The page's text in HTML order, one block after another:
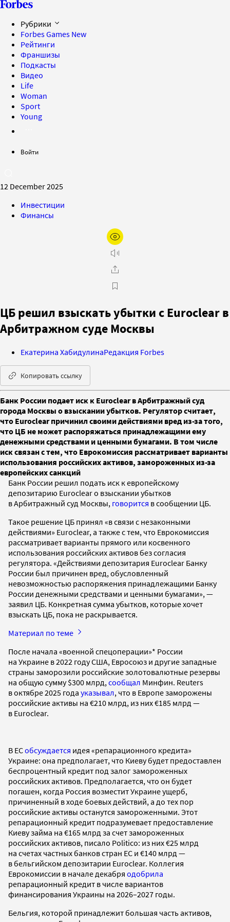
Рубрики
Forbes Games New
Рейтинги
Франшизы
Подкасты
Видео
Life
Woman
Sport
Young
Войти
12 December 2025
Инвестиции
Финансы
ЦБ решил взыскать убытки с Euroclear в
Арбитражном суде Москвы
Екатерина ХабидулинаРедакция Forbes
Копировать ссылку
Банк России подает иск к Euroclear в Арбитражный суд
города Москвы о взыскании убытков. Регулятор считает,
что Euroclear причинил своими действиями вред из-за того,
что ЦБ не может распоряжаться принадлежащими ему
денежными средствами и ценными бумагами. В том числе
иск связан с тем, что Еврокомиссия рассматривает варианты
использования российских активов, замороженных из-за
европейских санкций
Банк России решил подать иск к европейскому
депозитарию Euroclear о взыскании убытков
в Арбитражный суд Москвы, говорится в сообщении ЦБ.
Такое решение ЦБ принял «в связи с незаконными
действиями» Euroclear, а также с тем, что Еврокомиссия
рассматривает варианты прямого или косвенного
использования российских активов без согласия
регулятора. «Действиями депозитария Euroclear Банку
России был причинен вред, обусловленный
невозможностью распоряжения принадлежащими Банку
России денежными средствами и ценными бумагами», —
заявил ЦБ. Конкретная сумма убытков, которые хочет
взыскать ЦБ, пока не раскрывается.
Материал по теме
После начала «военной спецоперации»* России
на Украине в 2022 году США, Евросоюз и другие западные
страны заморозили российские золотовалютные резервы
на общую сумму $300 млрд, сообщал Минфин. Reuters
в октябре 2025 года указывал, что в Европе заморожены
российские активы на €210 млрд, из них €185 млрд —
в Euroclear.
В ЕСобсуждается идея «репарационного кредита»
Украине: она предполагает, что Киеву будет предоставлен
беспроцентный кредит под залог замороженных
российских активов. Предполагается, что он будет
погашен, когда Россия возместит Украине ущерб,
причиненный в ходе боевых действий, а до тех пор
российские активы останутся замороженными. Этот
репарационный кредит подразумевает предоставление
Киеву займа на €165 млрд за счет замороженных
российских активов, писало Politico: из них €25 млрд
на счетах частных банков стран ЕС и €140 млрд —
в бельгийском депозитарии Euroclear. Коллегия
Еврокомиссии в начале декабря одобрила
репарационный кредит в числе вариантов
финансирования Украины на 2026–2027 годы.
Бельгия, которой принадлежит большая часть активов,